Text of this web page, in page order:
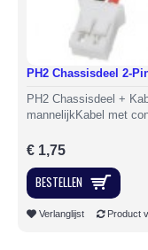
PH2 Chassisdeel 2-
PH2 Chassisdeel +
mannelijkKabel met
€ 1,75
BESTELLEN
Verlanglijst Product